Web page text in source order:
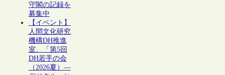
守閣の記録を
募集中
【イベント】
人間文化研究
機構DH推進
室、「第5回
DH若手の会
（2026夏）―